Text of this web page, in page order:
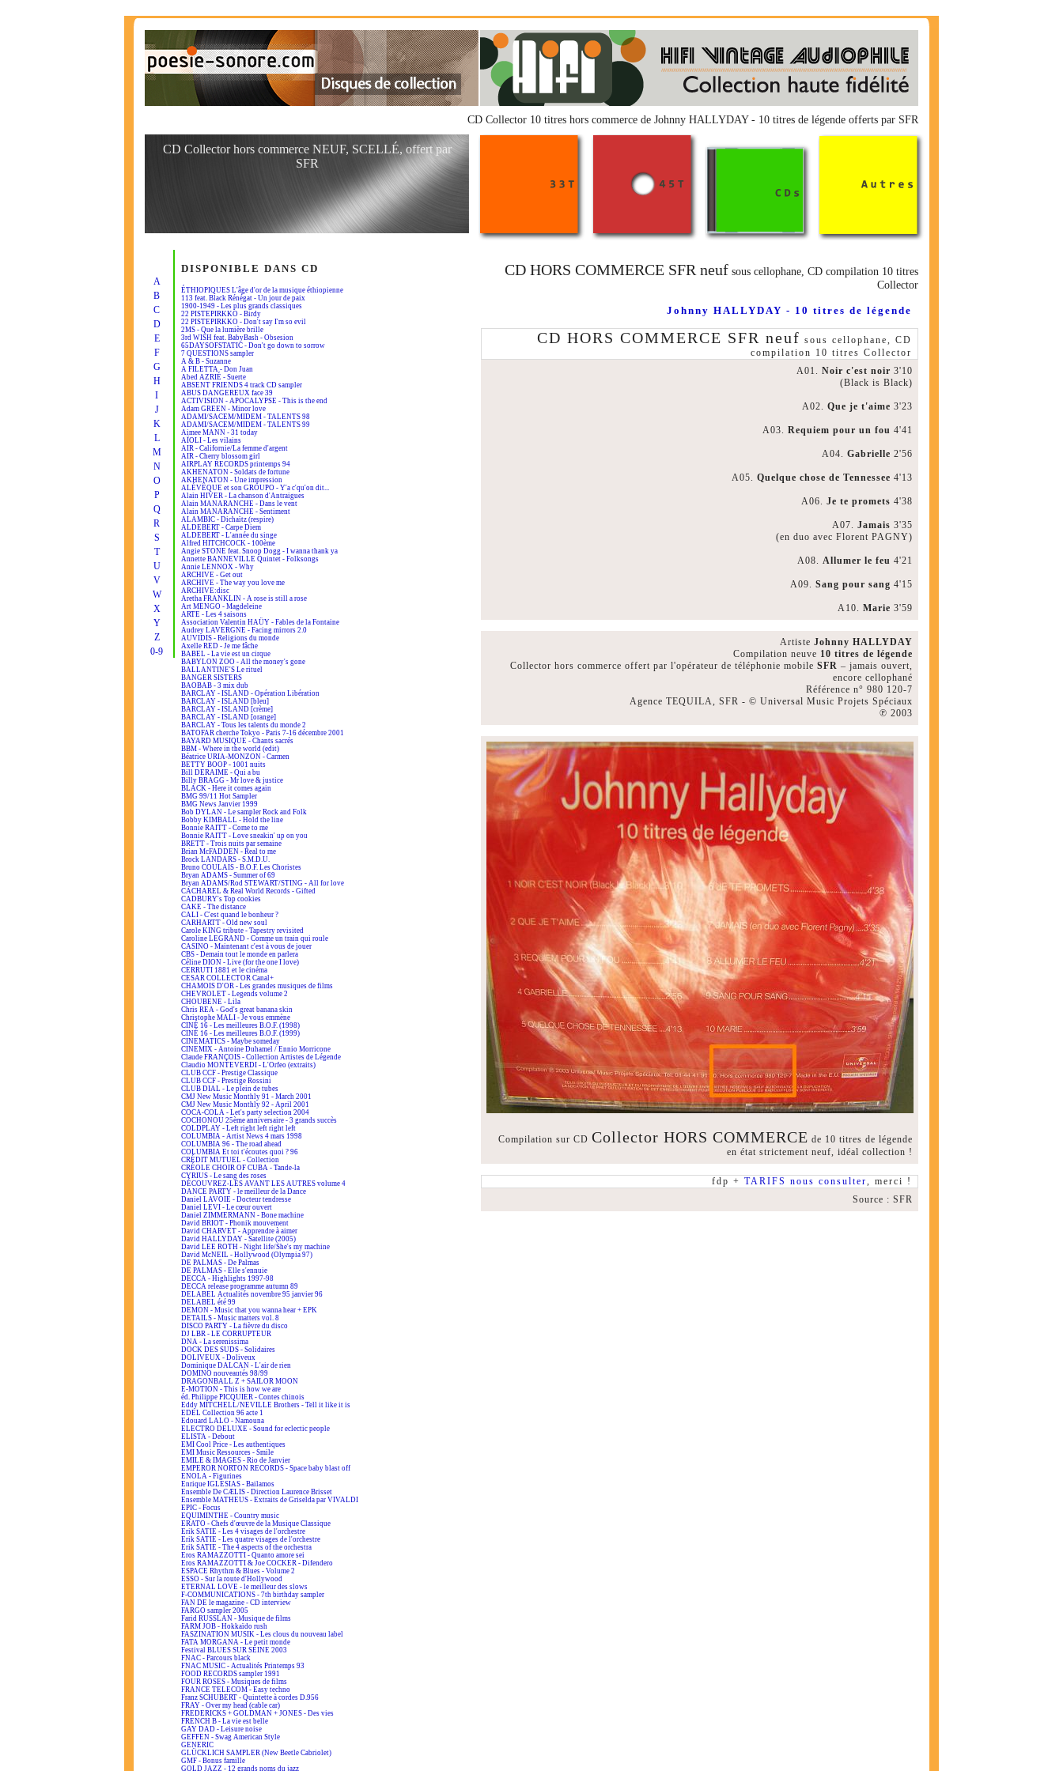
CD Collector 10 titres hors commerce de Johnny HALLYDAY - 10 titres de légende offerts par SFR
CD Collector hors commerce NEUF, SCELLÉ, offert par
SFR
A
B
C
D
E
F
G
H
I
J
K
L
M
N
O
P
Q
R
S
T
U
V
W
X
Y
Z
0-9
DISPONIBLE DANS CD
ÉTHIOPIQUES L'âge d'or de la musique éthiopienne
113 feat. Black Rénégat - Un jour de paix
1900-1949 - Les plus grands classiques
22 PISTEPIRKKO - Birdy
22 PISTEPIRKKO - Don't say I'm so evil
2MS - Que la lumière brille
3rd WISH feat. BabyBash - Obsesion
65DAYSOFSTATIC - Don't go down to sorrow
7 QUESTIONS sampler
A & B - Suzanne
A FILETTA - Don Juan
Abed AZRIÉ - Suerte
ABSENT FRIENDS 4 track CD sampler
ABUS DANGEREUX face 39
ACTIVISION - APOCALYPSE - This is the end
Adam GREEN - Minor love
ADAMI/SACEM/MIDEM - TALENTS 98
ADAMI/SACEM/MIDEM - TALENTS 99
Aimee MANN - 31 today
AÏOLI - Les vilains
AIR - Californie/La femme d'argent
AIR - Cherry blossom girl
AIRPLAY RECORDS printemps 94
AKHENATON - Soldats de fortune
AKHENATON - Une impression
ALÉVÊQUE et son GROUPO - Y'a c'qu'on dit...
Alain HIVER - La chanson d'Antraigues
Alain MANARANCHE - Dans le vent
Alain MANARANCHE - Sentiment
ALAMBIC - Dichaïtz (respire)
ALDEBERT - Carpe Diem
ALDEBERT - L'année du singe
Alfred HITCHCOCK - 100ème
Angie STONE feat. Snoop Dogg - I wanna thank ya
Annette BANNEVILLE Quintet - Folksongs
Annie LENNOX - Why
ARCHIVE - Get out
ARCHIVE - The way you love me
ARCHIVE:disc
Aretha FRANKLIN - A rose is still a rose
Art MENGO - Magdeleine
ARTE - Les 4 saisons
Association Valentin HAÜY - Fables de la Fontaine
Audrey LAVERGNE - Facing mirrors 2.0
AUVIDIS - Religions du monde
Axelle RED - Je me fâche
BABEL - La vie est un cirque
BABYLON ZOO - All the money's gone
BALLANTINE'S Le rituel
BANGER SISTERS
BAOBAB - 3 mix dub
BARCLAY - ISLAND - Opération Libération
BARCLAY - ISLAND [bleu]
BARCLAY - ISLAND [crème]
BARCLAY - ISLAND [orange]
BARCLAY - Tous les talents du monde 2
BATOFAR cherche Tokyo - Paris 7-16 décembre 2001
BAYARD MUSIQUE - Chants sacrés
BBM - Where in the world (edit)
Béatrice URIA-MONZON - Carmen
BETTY BOOP - 1001 nuits
Bill DERAIME - Qui a bu
Billy BRAGG - Mr love & justice
BLACK - Here it comes again
BMG 99/11 Hot Sampler
BMG News Janvier 1999
Bob DYLAN - Le sampler Rock and Folk
Bobby KIMBALL - Hold the line
Bonnie RAITT - Come to me
Bonnie RAITT - Love sneakin' up on you
BRETT - Trois nuits par semaine
Brian McFADDEN - Real to me
Brock LANDARS - S.M.D.U.
Bruno COULAIS - B.O.F. Les Choristes
Bryan ADAMS - Summer of 69
Bryan ADAMS/Rod STEWART/STING - All for love
CACHAREL & Real World Records - Gifted
CADBURY's Top cookies
CAKE - The distance
CALI - C'est quand le bonheur ?
CARHARTT - Old new soul
Carole KING tribute - Tapestry revisited
Caroline LEGRAND - Comme un train qui roule
CASINO - Maintenant c'est à vous de jouer
CBS - Demain tout le monde en parlera
Céline DION - Live (for the one I love)
CERRUTI 1881 et le cinéma
CESAR COLLECTOR Canal+
CHAMOIS D'OR - Les grandes musiques de films
CHEVROLET - Legends volume 2
CHOUBENE - Lila
Chris REA - God's great banana skin
Christophe MALI - Je vous emmène
CINÉ 16 - Les meilleures B.O.F. (1998)
CINÉ 16 - Les meilleures B.O.F. (1999)
CINEMATICS - Maybe someday
CINEMIX - Antoine Duhamel / Ennio Morricone
Claude FRANÇOIS - Collection Artistes de Légende
Claudio MONTEVERDI - L'Orfeo (extraits)
CLUB CCF - Prestige Classique
CLUB CCF - Prestige Rossini
CLUB DIAL - Le plein de tubes
CMJ New Music Monthly 91 - March 2001
CMJ New Music Monthly 92 - April 2001
COCA-COLA - Let's party selection 2004
COCHONOU 25ème anniversaire - 3 grands succès
COLDPLAY - Left right left right left
COLUMBIA - Artist News 4 mars 1998
COLUMBIA 96 - The road ahead
COLUMBIA Et toi t'écoutes quoi ? 96
CRÉDIT MUTUEL - Collection
CRÉOLE CHOIR OF CUBA - Tande-la
CYRIUS - Le sang des roses
DÉCOUVREZ-LES AVANT LES AUTRES volume 4
DANCE PARTY - le meilleur de la Dance
Daniel LAVOIE - Docteur tendresse
Daniel LEVI - Le cœur ouvert
Daniel ZIMMERMANN - Bone machine
David BRIOT - Phonik mouvement
David CHARVET - Apprendre à aimer
David HALLYDAY - Satellite (2005)
David LEE ROTH - Night life/She's my machine
David McNEIL - Hollywood (Olympia 97)
DE PALMAS - De Palmas
DE PALMAS - Elle s'ennuie
DECCA - Highlights 1997-98
DECCA release programme autumn 89
DELABEL Actualités novembre 95 janvier 96
DELABEL été 99
DEMON - Music that you wanna hear + EPK
DETAILS - Music matters vol. 8
DISCO PARTY - La fièvre du disco
DJ LBR - LE CORRUPTEUR
DNA - La serenissima
DOCK DES SUDS - Solidaires
DOLIVEUX - Doliveux
Dominique DALCAN - L'air de rien
DOMINO nouveautés 98/99
DRAGONBALL Z + SAILOR MOON
E-MOTION - This is how we are
éd. Philippe PICQUIER - Contes chinois
Eddy MITCHELL/NEVILLE Brothers - Tell it like it is
EDEL Collection 96 acte 1
Edouard LALO - Namouna
ELECTRO DELUXE - Sound for eclectic people
ELISTA - Debout
EMI Cool Price - Les authentiques
EMI Music Ressources - Smile
EMILE & IMAGES - Rio de Janvier
EMPEROR NORTON RECORDS - Space baby blast off
ENOLA - Figurines
Enrique IGLESIAS - Bailamos
Ensemble De CÆLIS - Direction Laurence Brisset
Ensemble MATHEUS - Extraits de Griselda par VIVALDI
EPIC - Focus
EQUIMINTHE - Country music
ERATO - Chefs d'œuvre de la Musique Classique
Erik SATIE - Les 4 visages de l'orchestre
Erik SATIE - Les quatre visages de l'orchestre
Erik SATIE - The 4 aspects of the orchestra
Eros RAMAZZOTTI - Quanto amore sei
Eros RAMAZZOTTI & Joe COCKER - Difendero
ESPACE Rhythm & Blues - Volume 2
ESSO - Sur la route d'Hollywood
ETERNAL LOVE - le meilleur des slows
F-COMMUNICATIONS - 7th birthday sampler
FAN DE le magazine - CD interview
FARGO sampler 2005
Farid RUSSLAN - Musique de films
FARM JOB - Hokkaïdo rush
FASZINATION MUSIK - Les clous du nouveau label
FATA MORGANA - Le petit monde
Festival BLUES SUR SEINE 2003
FNAC - Parcours black
FNAC MUSIC - Actualités Printemps 93
FOOD RECORDS sampler 1991
FOUR ROSES - Musiques de films
FRANCE TELECOM - Easy techno
Franz SCHUBERT - Quintette à cordes D.956
FRAY - Over my head (cable car)
FREDERICKS + GOLDMAN + JONES - Des vies
FRENCH B - La vie est belle
GAY DAD - Leisure noise
GEFFEN - Swag American Style
GENERIC
GLÜCKLICH SAMPLER (New Beetle Cabriolet)
GMF - Bonus famille
GOLD JAZZ - 12 grands noms du jazz
CD HORS COMMERCE SFR neuf sous cellophane, CD compilation 10 titres
Collector
Johnny HALLYDAY - 10 titres de légende
CD HORS COMMERCE SFR neuf sous cellophane, CD
compilation 10 titres Collector
A01. Noir c'est noir 3'10
(Black is Black)
A02. Que je t'aime 3'23
A03. Requiem pour un fou 4'41
A04. Gabrielle 2'56
A05. Quelque chose de Tennessee 4'13
A06. Je te promets 4'38
A07. Jamais 3'35
(en duo avec Florent PAGNY)
A08. Allumer le feu 4'21
A09. Sang pour sang 4'15
A10. Marie 3'59
Artiste Johnny HALLYDAY
Compilation neuve 10 titres de légende
Collector hors commerce offert par l'opérateur de téléphonie mobile SFR – jamais ouvert,
encore cellophané
Référence n° 980 120-7
Agence TEQUILA, SFR - © Universal Music Projets Spéciaux
℗ 2003
Compilation sur CD Collector HORS COMMERCE de 10 titres de légende
en état strictement neuf, idéal collection !
fdp + TARIFS nous consulter, merci !
Source : SFR